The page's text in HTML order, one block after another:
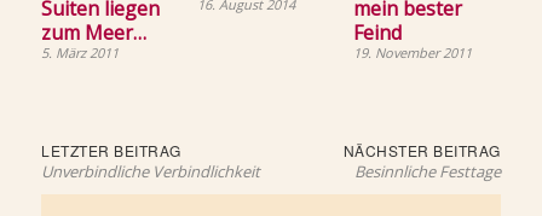
Suiten liegen
zum Meer…
5. März 2011
16. August 2014
mein bester
Feind
19. November 2011
Beitragsnavigation
LETZTER BEITRAGLetzter
Beitrag:
Unverbindliche Verbindlichkeit
NÄCHSTER BEITRAG
Besinnliche Festtage